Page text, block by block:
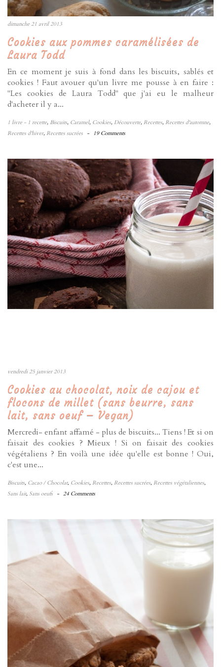
dimanche 21 avril 2013
Cookies aux pommes caramélisées de
Laura Todd
En ce moment je suis à fond dans les biscuits, sablés et
cookies ! Faut avouer qu'un livre me pousse à en faire :
"Les cookies de Laura Todd" que j'ai eu le malheur
d'acheter il y a...
1 livre - 1 recette, Biscuits, Caramel, Cookies, Découverte, Recettes, Recettes d'automne,
Recettes d'hiver, Recettes sucrées - 19 Comments
vendredi 25 janvier 2013
Cookies au chocolat, noix de cajou et
flocons de millet (sans beurre, sans
lait, sans oeuf – Vegan)
Mercredi- enfant affamé - plus de biscuits... Tiens ! Et si on
faisait des cookies ? Mieux ! Si on faisait des cookies
végétaliens ? En voilà une idée qu'elle est bonne ! Oui,
c'est une...
Biscuits, Cacao / Chocolat, Cookies, Recettes, Recettes sucrées, Recettes végétaliennes,
Sans lait, Sans oeufs - 24 Comments